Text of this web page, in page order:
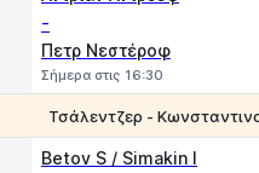
-
Πετρ Νεστέροφ
Σήμερα στις 16:30
Τσάλεντζερ -
Betov S / Simakin I